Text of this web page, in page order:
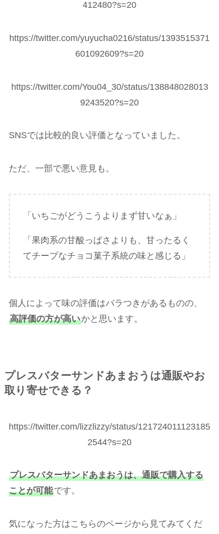
412480?s=20
https://twitter.com/yuyucha0216/status/1393515371
601092609?s=20
https://twitter.com/You04_30/status/138848028013
9243520?s=20
SNSでは比較的良い評価となっていました。
ただ、一部で悪い意見も。
「いちごがどうこうよりまず甘いなぁ」
「果肉系の甘酸っぱさよりも、甘ったるく
てチープなチョコ菓子系統の味と感じる」
個人によって味の評価はバラつきがあるものの、
高評価の方が高いかと思います。
プレスバターサンドあまおうは通販やお
取り寄せできる？
https://twitter.com/lizzlizzy/status/121724011123185
2544?s=20
プレスバターサンドあまおうは、通販で購入する
ことが可能です。
気になった方はこちらのページから見てみてくだ